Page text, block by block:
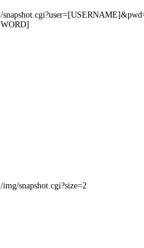
/
WORD]
/img/snapshot.cgi?size=2